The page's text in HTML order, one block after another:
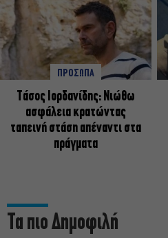
ΠΡΟΣΩΠΑ
Tάσος Ιορδανίδης: Νιώθω
ασφάλεια κρατώντας
ταπεινή στάση απέναντι στα
πράγματα
Τα πιο Δημοφιλή